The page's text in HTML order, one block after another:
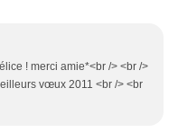
! merci amie*<br /> <br />
vœux 2011 <br /> <br